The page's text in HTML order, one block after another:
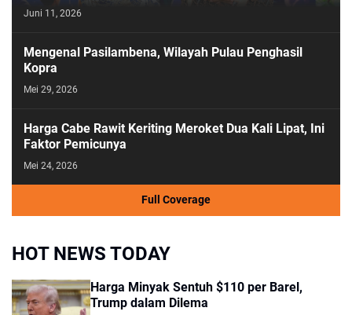
Juni 11, 2026
Mengenal Pasilambena, Wilayah Pulau Penghasil
Kopra
Mei 29, 2026
Harga Cabe Rawit Keriting Meroket Dua Kali Lipat, Ini
Faktor Pemicunya
Mei 24, 2026
Full Coverage
HOT NEWS TODAY
Harga Minyak Sentuh $110 per Barel,
Trump dalam Dilema